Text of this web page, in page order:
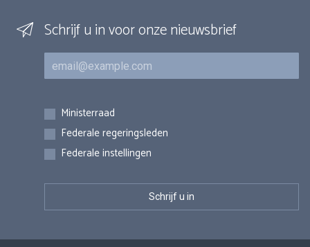
Schrijf u in voor onze nieuwsbrief
E-mail
Inschrijvingen
Ministerraad
Federale regeringsleden
Federale instellingen